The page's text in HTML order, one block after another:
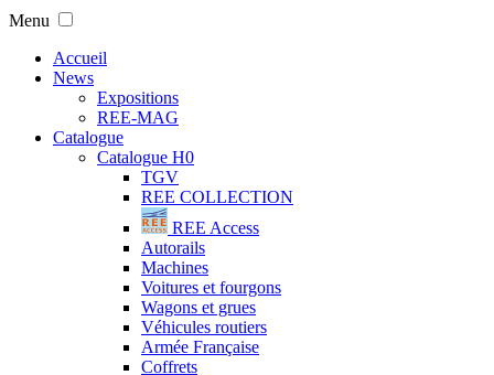
Menu
Accueil
News
Expositions
REE-MAG
Catalogue
Catalogue H0
TGV
REE COLLECTION
REE Access
Autorails
Machines
Voitures et fourgons
Wagons et grues
Véhicules routiers
Armée Française
Coffrets